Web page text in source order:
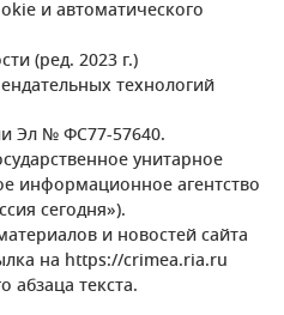
и автоматического
(ред. 2023 г.)
технологий
Эл № ФС77-57640.
унитарное
информационное агентство
сегодня»).
и новостей сайта
на https://crimea.ria.ru
абзаца текста.